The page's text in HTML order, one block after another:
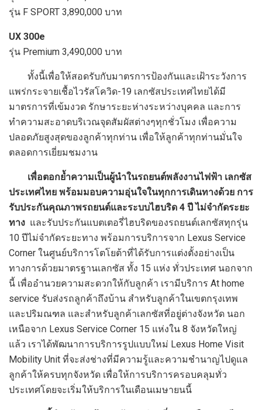
รุ่น F SPORT 3,890,000 บาท
UX 300e
รุ่น Premium 3,490,000 บาท
ทั้งนี้เพื่อให้สอดรับกับมาตรการป้องกันและเฝ้าระวังการ
แพร่กระจายเชื้อไวรัสโควิด-19 เลกซัสประเทศไทยได้มี
มาตรการที่เข้มงวด รักษาระยะห่างระหว่างบุคคล และการ
ทำความสะอาดบริเวณจุดสัมผัสต่างๆทุกชั่วโมง เพื่อความ
ปลอดภัยสูงสุดของลูกค้าทุกท่าน เพื่อให้ลูกค้าทุกท่านมั่นใจ
ตลอดการเยี่ยมชมงาน
เพื่อตอกย้ำความเป็นผู้นำในรถยนต์พลังงานไฟฟ้า เลกซัส
ประเทศไทย พร้อมมอบความอุ่นใจในทุกการเดินทางด้วย การ
รับประกันคุณภาพรถยนต์และระบบไฮบริด 4 ปี ไม่จำกัดระยะ
ทาง และรับประกันแบตเตอรี่ไฮบริดของรถยนต์เลกซัสทุกรุ่น
10 ปีไม่จำกัดระยะทาง พร้อมการบริการจาก Lexus Service
Corner ในศูนย์บริการโตโยต้าที่ได้รับการแต่งตั้งอย่างเป็น
ทางการด้วยมาตรฐานเลกซัส ทั้ง 15 แห่ง ทั่วประเทศ นอกจาก
นี้ เพื่ออำนวยความสะดวกให้กับลูกค้า เรามีบริการ At home
service รับส่งรถลูกค้าถึงบ้าน สำหรับลูกค้าในเขตกรุงเทพ
และปริมณฑล และสำหรับลูกค้าเลกซัสที่อยู่ต่างจังหวัด นอก
เหนือจาก Lexus Service Corner 15 แห่งใน 8 จังหวัดใหญ่
แล้ว เราได้พัฒนาการบริการรูปแบบใหม่ Lexus Home Visit
Mobility Unit ที่จะส่งช่างที่มีความรู้และความชำนาญไปดูแล
ลูกค้าให้ครบทุกจังหวัด เพื่อให้การบริการครอบคลุมทั่ว
ประเทศโดยจะเริ่มให้บริการในเดือนเมษายนนี้